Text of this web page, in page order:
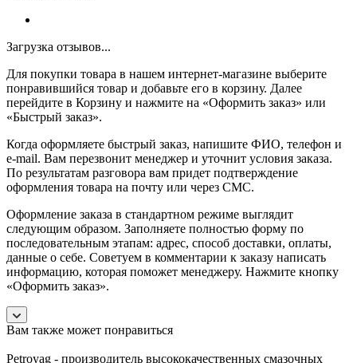
Загрузка отзывов...
Для покупки товара в нашем интернет-магазине выберите
понравившийся товар и добавьте его в корзину. Далее
перейдите в Корзину и нажмите на «Оформить заказ» или
«Быстрый заказ».
Когда оформляете быстрый заказ, напишите ФИО, телефон и
e-mail. Вам перезвонит менеджер и уточнит условия заказа.
По результатам разговора вам придет подтверждение
оформления товара на почту или через СМС.
Оформление заказа в стандартном режиме выглядит
следующим образом. Заполняете полностью форму по
последовательным этапам: адрес, способ доставки, оплаты,
данные о себе. Советуем в комментарии к заказу написать
информацию, которая поможет менеджеру. Нажмите кнопку
«Оформить заказ».
Вам также может понравиться
Petroyag - производитель высококачественных смазочных